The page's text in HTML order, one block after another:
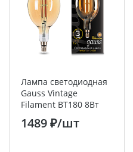
Лампа светодиодная
Gauss Vintage
Filament BT180 8Вт
E27 Golden 780lm
2400K
1489 ₽/шт